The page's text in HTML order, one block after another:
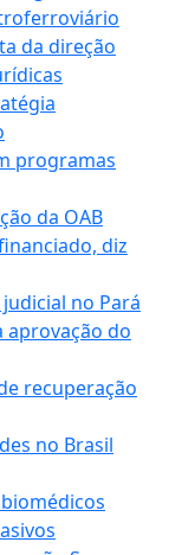
da direção
programas
da OAB
diz
no Pará
aprovação do
recuperação
no Brasil